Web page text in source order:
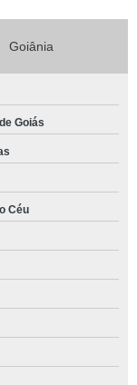
Goiânia
Goiás
Céu